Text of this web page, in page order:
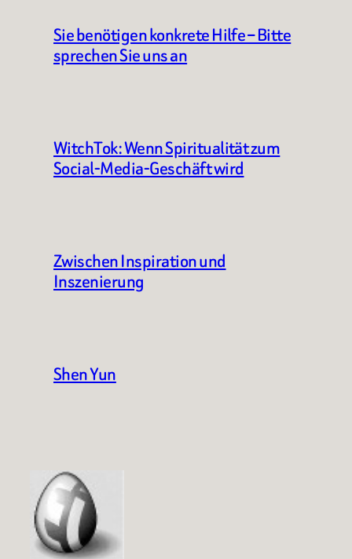
Sie benötigen konkrete Hilfe – Bitte
sprechen Sie uns an
WitchTok: Wenn Spiritualität zum
Social-Media-Geschäft wird
Zwischen Inspiration und
Inszenierung
Shen Yun